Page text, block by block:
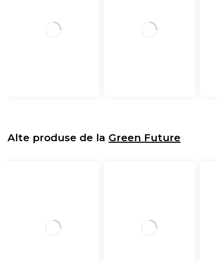
Alte produse de la Green Future